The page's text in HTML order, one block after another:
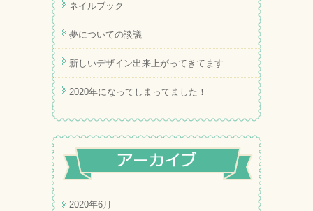
ネイルブック
夢についての談議
新しいデザイン出来上がってきてます
2020年になってしまってました！
2020年6月